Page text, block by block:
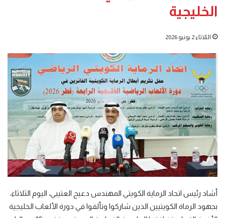
الخليجية
الثلاثاء 2 يونيو 2026
أشاد رئيس اتحاد الرماية الكويتي المهندس دعيج العتيبي، اليوم الثلاثاء،
بجهود الرماة الكويتيين الذين شاركوا وتألقوا في دورة الألعاب الخليجية